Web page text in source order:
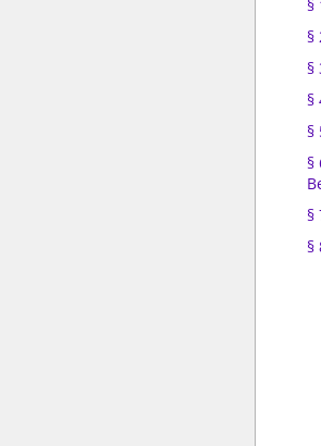
§
§
§
§
§
§
§
§